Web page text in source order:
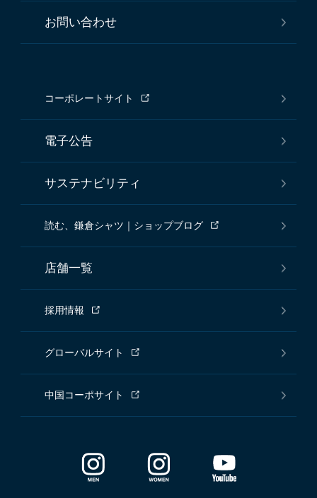
お問い合わせ
コーポレートサイト
電子公告
サステナビリティ
読む、鎌倉シャツ｜ショップブログ
店舗一覧
採用情報
グローバルサイト
中国コーポサイト